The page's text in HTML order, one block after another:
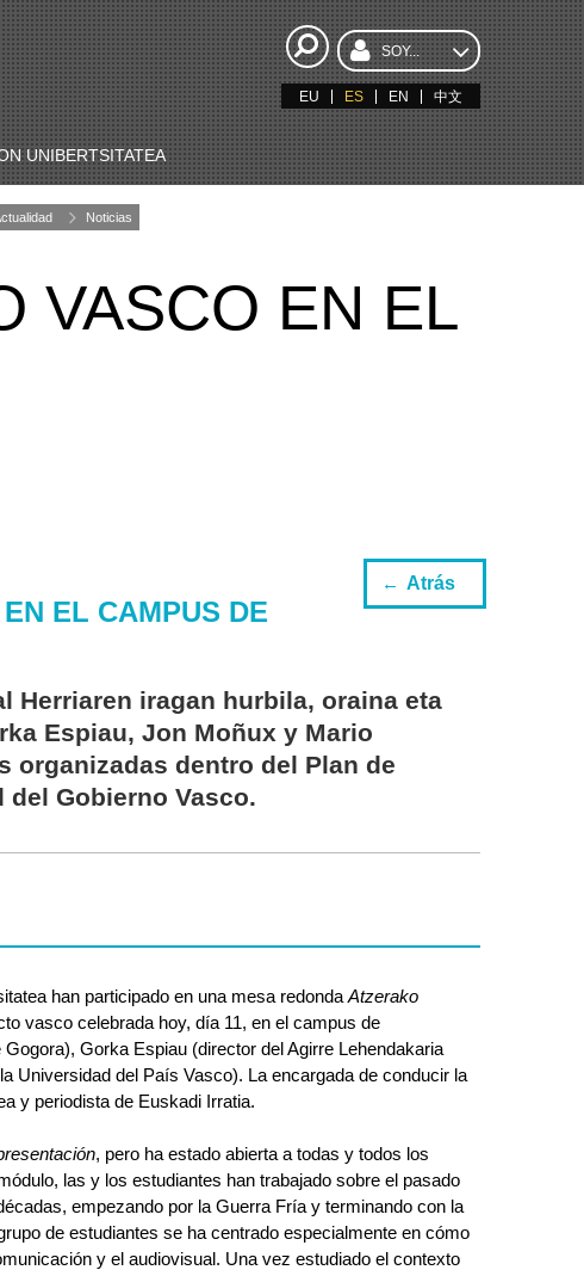
SOY...
EU ES EN 中文
UNIBERTSITATEA
Noticias
VASCO EN EL
Atrás
EL CAMPUS DE
Herriaren iragan hurbila, oraina eta
Espiau, Jon Moñux y Mario
organizadas dentro del Plan de
Gobierno Vasco.
han participado en una mesa redonda Atzerako
vasco celebrada hoy, día 11, en el campus de
Gorka Espiau (director del Agirre Lehendakaria
Universidad del País Vasco). La encargada de conducir la
y periodista de Euskadi Irratia.
, pero ha estado abierta a todas y todos los
las y los estudiantes han trabajado sobre el pasado
empezando por la Guerra Fría y terminando con la
de estudiantes se ha centrado especialmente en cómo
y el audiovisual. Una vez estudiado el contexto